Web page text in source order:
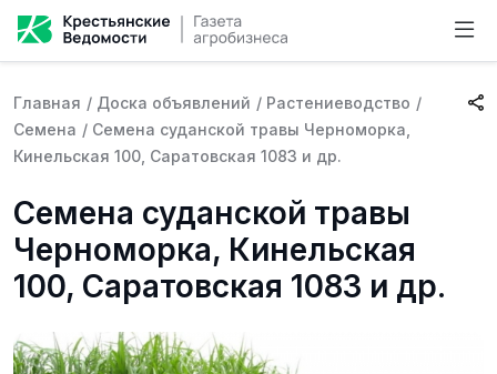
Главная / Доска объявлений / Растениеводство /
Семена / Семена суданской травы Черноморка,
Кинельская 100, Саратовская 1083 и др.
Семена суданской травы
Черноморка, Кинельская
100, Саратовская 1083 и др.